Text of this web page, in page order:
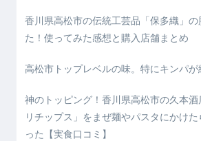
香川県高松市の伝統工芸品「保多織」の
た！使ってみた感想と購入店舗まとめ
高松市トップレベルの味。特にキンパ
神のトッピング！香川県高松市の久本
リチップス」をまぜ麺やパスタにかけ
った【実食口コミ】